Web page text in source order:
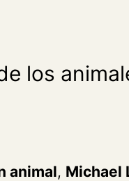
los
animal, Michael